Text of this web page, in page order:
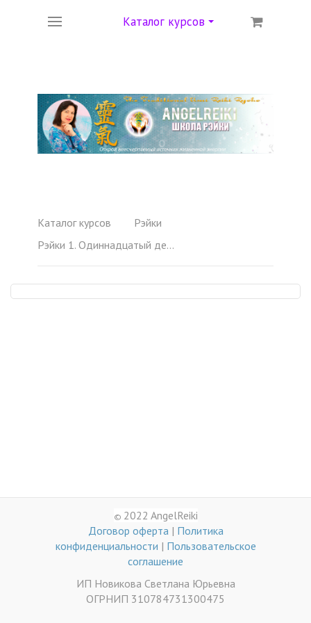
Каталог курсов
Каталог курсов
Рэйки
Рэйки 1. Одиннадцатый день
© 2022 AngelReiki
Договор оферта| Политика
конфиденциальности | Пользовательское
соглашение
ИП Новикова Светлана Юрьевна
ОГРНИП 310784731300475